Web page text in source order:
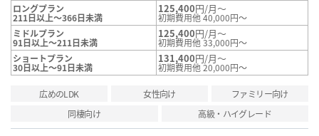
ロングプラン
211日以上～366日未満
125,400円/月～
初期費用他 40,000円～
ミドルプラン
91日以上～211日未満
125,400円/月～
初期費用他 33,000円～
ショートプラン
30日以上～91日未満
131,400円/月～
初期費用他 20,000円～
広めのLDK 女性向け
ファミリー向け
同棲向け
高級・ハイグレード